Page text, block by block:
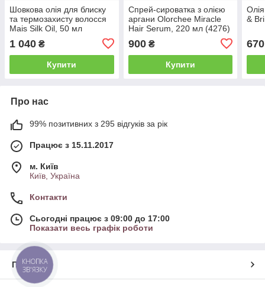
Шовкова олія для блиску
та термозахисту волосся
Mais Silk Oil, 50 мл
1 040 ₴
Купити
Спрей-сироватка з олією
аргани Olorchee Miracle
Hair Serum, 220 мл (4276)
900₴
Купити
&
670
Про нас
99% позитивних з 295 відгуків за рік
Працює з 15.11.2017
м. Київ
Київ, Україна
Контакти
Сьогодні працює з 09:00 до 17:00
Показати весь графік роботи
Про нас
КНОПКА
ЗВ'ЯЗКУ